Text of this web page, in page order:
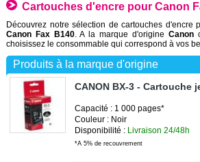
Cartouches d'encre pour Canon
Découvrez notre sélection de cartouches d'encre
Canon Fax B140. A la marque d'origine Canon
choisissez le consommable qui correspond à vos
Produits à la marque d'origine
CANON BX-3 - Cartouche
Capacité : 1 000 pages*
Couleur : Noir
Disponibilité : Livraison 24/48h
*A 5% de recouvrement